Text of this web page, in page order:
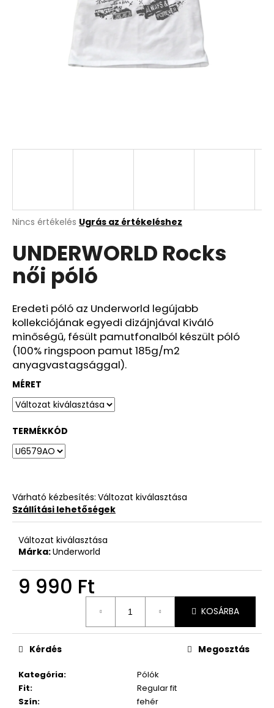
A
átlagos
értékelése
ből
csillag.
Nincs értékelés Ugrás az értékeléshez
UNDERWORLD Rocks
női póló
Eredeti póló az Underworld legújabb
kollekciójának egyedi dizájnjával Kiváló
minőségű, fésült pamutfonalból készült póló
(100% ringspoon pamut 185g/m2
anyagvastagsággal).
MÉRET
TERMÉKKÓD
Várható kézbesítés: Változat kiválasztása
Szállítási lehetőségek
Változat kiválasztása
Márka:Underworld
9 990 Ft
KOSÁRBA
Kategória:
Pólók
Fit:
Regular fit
Szín:
fehér
Kérdés Megosztás